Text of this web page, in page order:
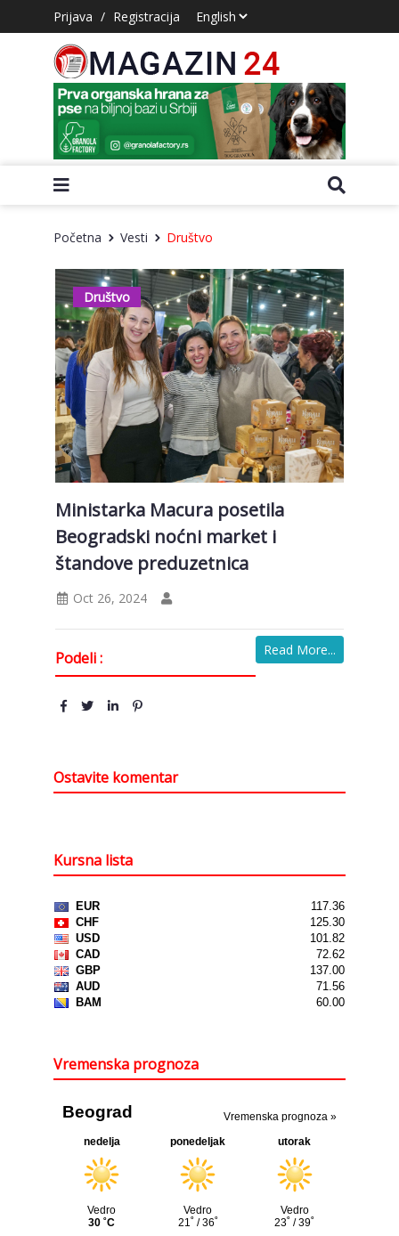
Prijava / Registracija
Početna Vesti Društvo
Društvo
Ministarka Macura posetila
Beogradski noćni market i
štandove preduzetnica
Oct 26, 2024
Read More...
Podeli :
Ostavite komentar
Kursna lista
Vremenska prognoza